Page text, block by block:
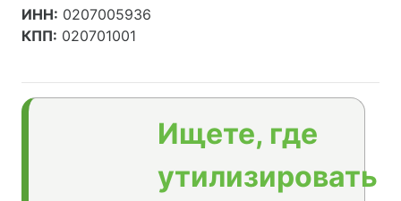
ИНН: 0207005936
КПП: 020701001
Ищете, где
утилизировать